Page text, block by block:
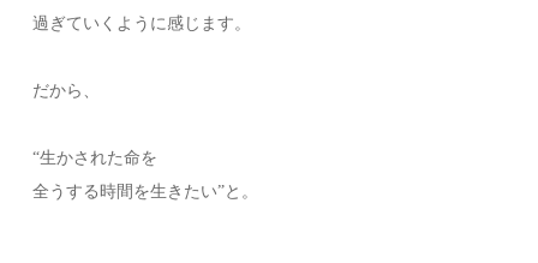
過ぎていくように感じます。
だから、
“生かされた命を
全うする時間を生きたい”と。